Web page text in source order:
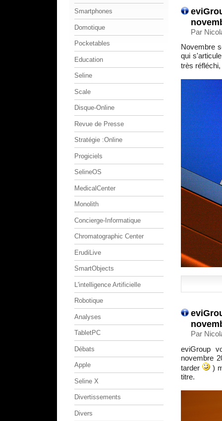
Par
Novembre
qui
très
Par
eviGroup
novembre
tarder
)
titre.
Smartphones
Domotique
Pocketables
Education
Seline
Scale
Disque-Online
Revue de Presse
Stratégie :Online
Progiciels
SelineOS
MedicalCenter
Monolith
Concierge-Informatique
Chromatographic Center
ErudiLive
SmartObjects
L'intelligence Artificielle
Robotique
Analyses
TabletPC
Débats
Apple
Seline X
Divertissements
Divers